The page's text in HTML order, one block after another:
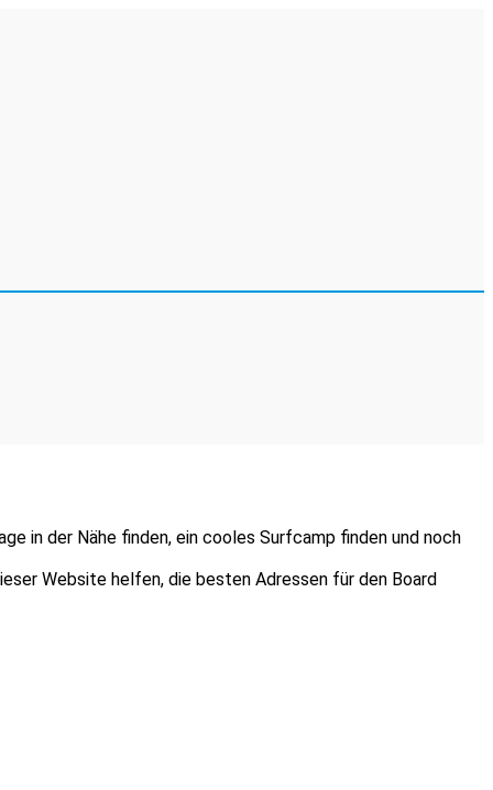
in der Nähe finden, ein cooles Surfcamp finden und noch
Website helfen, die besten Adressen für den Board